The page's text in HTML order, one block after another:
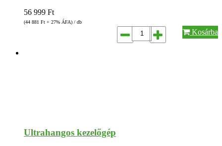
56 999 Ft
(44 881 Ft + 27% ÁFA) / db
Kosárba
Ultrahangos kezelőgép